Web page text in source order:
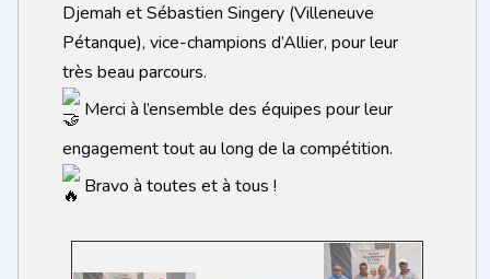
Djemah et Sébastien Singery (Villeneuve
Pétanque), vice-champions d’Allier, pour leur
très beau parcours.
Merci à l’ensemble des équipes pour leur
engagement tout au long de la compétition.
Bravo à toutes et à tous !